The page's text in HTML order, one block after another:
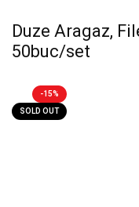
Duze Aragaz,
50buc/set
-15%
SOLD OUT